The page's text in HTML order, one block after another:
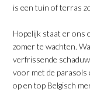
is een tuin of terras
Hopelijk staat er ons
zomer te wachten.
verfrissende
voor met de parasols
op en top Belgisch